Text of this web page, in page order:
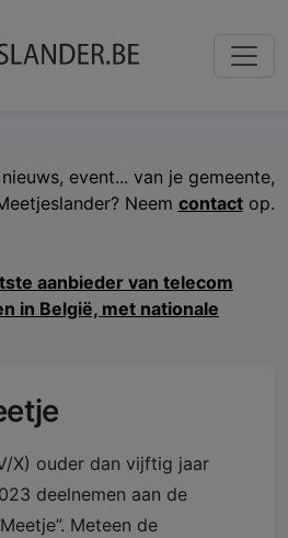
event... van je gemeente,
Neem contactop.
X) ouder dan vijftig jaar
deelnemen aan de
Meteen de